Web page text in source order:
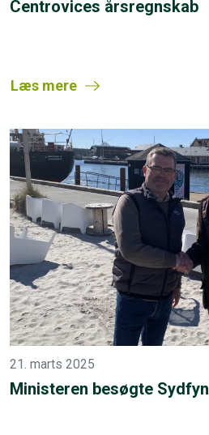
Centrovices årsregnskab
Læs mere
21. marts 2025
Ministeren besøgte Sydfyn